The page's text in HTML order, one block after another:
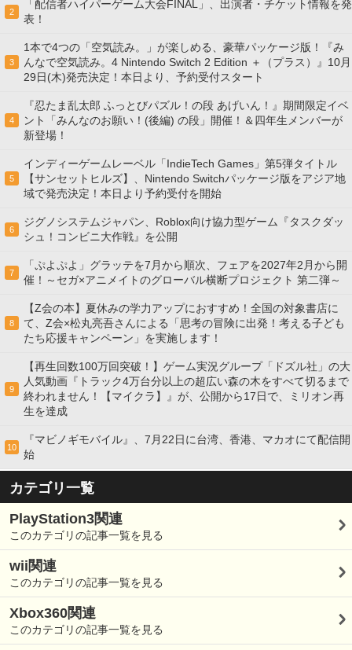
2
「配信者ハイパーゲーム大会FINAL」、出演者・チケット情報を発
表！
3
1本で4つの「空気読み。」が楽しめる、豪華パッケージ版！『み
んなで空気読み。4 Nintendo Switch 2 Edition ＋（プラス）』10月
29日(木)発売決定！本日より、予約受付スタート
4
『忍たま乱太郎 ふっとびパズル！の段 あげいん！』期間限定イベ
ント「みんなのお願い！(後編) の段」開催！＆四年生メンバーが
新登場！
5
インディーゲームレーベル「IndieTech Games」第5弾タイトル
【サンセットヒルズ】、Nintendo Switchパッケージ版をアジア地
域で発売決定！本日より予約受付を開始
6
ジグノシステムジャパン、Roblox向け協力型ゲーム『タスクダッ
シュ！コンビニ大作戦』を公開
7
「ぷよぷよ」グラッテを7月から順次、フェアを2027年2月から開
催！～セガ×アニメイトのグローバル横断プロジェクト 第二弾～
8
【Z会の本】夏休みの学力アップにおすすめ！全国の対象書店に
て、Z会×松丸亮吾さんによる「思考の冒険に出発！考える子ども
たち応援キャンペーン」を実施します！
9
【再生回数100万回突破！】ゲーム実況グループ「ドズル社」の大
人気動画『トラック4万台分以上の超広い森の木をすべて切るまで
終われません！【マイクラ】』が、公開から17日で、ミリオン再
生を達成
10
『マビノギモバイル』、7月22日に台湾、香港、マカオにて配信開
始
カテゴリ一覧
PlayStation3関連
このカテゴリの記事一覧を見る
wii関連
このカテゴリの記事一覧を見る
Xbox360関連
このカテゴリの記事一覧を見る